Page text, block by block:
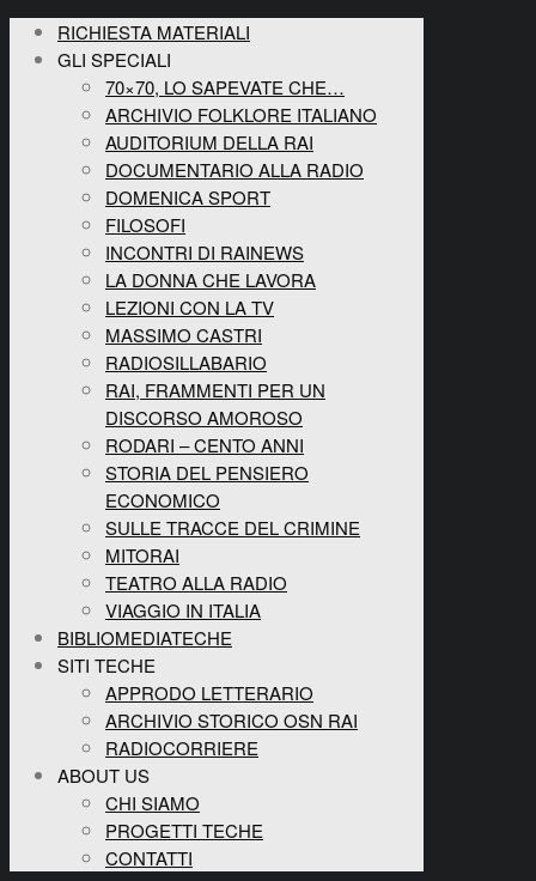
RICHIESTA MATERIALI
GLI SPECIALI
70×70, LO SAPEVATE CHE…
ARCHIVIO FOLKLORE ITALIANO
AUDITORIUM DELLA RAI
DOCUMENTARIO ALLA RADIO
DOMENICA SPORT
FILOSOFI
INCONTRI DI RAINEWS
LA DONNA CHE LAVORA
LEZIONI CON LA TV
MASSIMO CASTRI
RADIOSILLABARIO
RAI, FRAMMENTI PER UN
DISCORSO AMOROSO
RODARI – CENTO ANNI
STORIA DEL PENSIERO
ECONOMICO
SULLE TRACCE DEL CRIMINE
MITORAI
TEATRO ALLA RADIO
VIAGGIO IN ITALIA
BIBLIOMEDIATECHE
SITI TECHE
APPRODO LETTERARIO
ARCHIVIO STORICO OSN RAI
RADIOCORRIERE
ABOUT US
CHI SIAMO
PROGETTI TECHE
CONTATTI